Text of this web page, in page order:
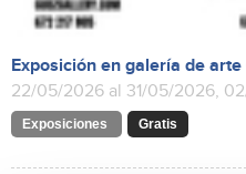
Exposición en galería de arte
22/05/2026 al 31/05/2026,
Exposiciones Gratis